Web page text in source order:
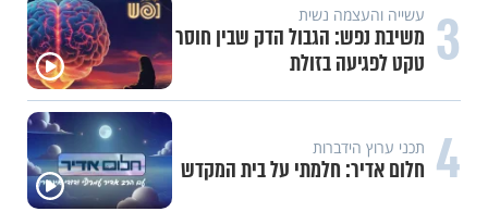
3 עשייה והעצמה נשית
משיבת נפש: הגבול הדק שבין חוסר
טקט לפגיעה בזולת
4 תכני ערוץ הידברות
חלום אדיר: חלמתי על בית המקדש